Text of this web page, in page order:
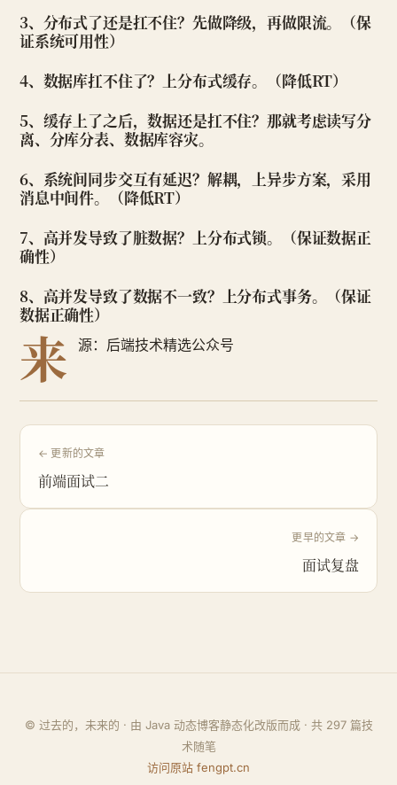
3、分布式了还是扛不住？先做降级，再做限流。（保
证系统可用性）
4、数据库扛不住了？上分布式缓存。（降低RT）
5、缓存上了之后，数据还是扛不住？那就考虑读写分
离、分库分表、数据库容灾。
6、系统间同步交互有延迟？解耦，上异步方案，采用
消息中间件。（降低RT）
7、高并发导致了脏数据？上分布式锁。（保证数据正
确性）
8、高并发导致了数据不一致？上分布式事务。（保证
数据正确性）
来 源：后端技术精选公众号
← 更新的文章
前端面试二
更早的文章 →
面试复盘
© 过去的，未来的 · 由 Java 动态博客静态化改版而成 · 共 297篇技
术随笔
访问原站 fengpt.cn